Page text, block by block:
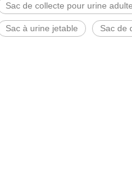
Sac de collecte pour urine
Sac à urine jetable Sac de